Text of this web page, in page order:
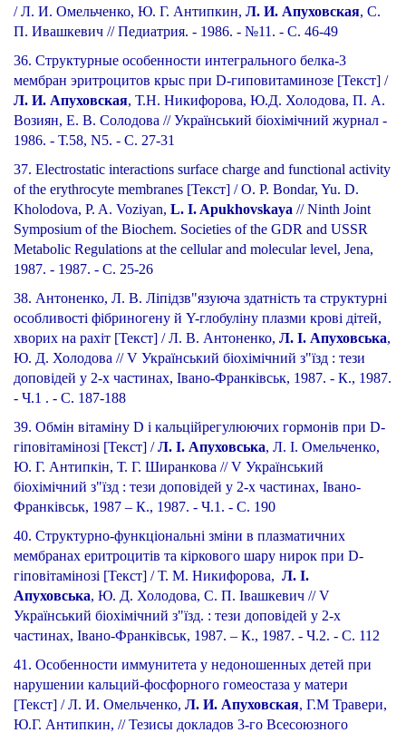
/ Л. И. Омельченко, Ю. Г. Антипкин, Л. И. Апуховская, С.
П. Ивашкевич // Педиатрия. - 1986. - №11. - С. 46-49
36. Структурные особенности интегрального белка-3
мембран эритроцитов крыс при D-гиповитаминозе [Текст] /
Л. И. Апуховская, Т.Н. Никифорова, Ю.Д. Холодова, П. А.
Возиян, Е. В. Солодова // Український біохімічний журнал -
1986. - Т.58, N5. - С. 27-31
37. Electrostatic interactions surface charge and functional activity
of the erythrocyte membranes [Текст] / O. P. Bondar, Yu. D.
Kholodova, P. A. Voziyan, L. I. Apukhovskaya // Ninth Joint
Symposium of the Biochem. Societies of the GDR and USSR
Metabolic Regulations at the cellular and molecular level, Jena,
1987. - 1987. - С. 25-26
38. Антоненко, Л. В. Ліпідзв"язуюча здатність та структурні
особливості фібриногену й Y-глобуліну плазми крові дітей,
хворих на рахіт [Текст] / Л. В. Антоненко, Л. І. Апуховська,
Ю. Д. Холодова // V Український біохімічний з"їзд : тези
доповідей у 2-х частинах, Івано-Франківськ, 1987. - К., 1987.
- Ч.1 . - С. 187-188
39. Обмін вітаміну D і кальційрегулюючих гормонів при D-
гіповітамінозі [Текст] /Л. І. Апуховська, Л. І. Омельченко,
Ю. Г. Антипкін, Т. Г. Ширанкова // V Український
біохімічний з"їзд : тези доповідей у 2-х частинах, Івано-
Франківськ, 1987 – К., 1987. - Ч.1. - С. 190
40. Структурно-функціональні зміни в плазматичних
мембранах еритроцитів та кіркового шару нирок при D-
гіповітамінозі [Текст] / Т. М. Никифорова, Л. І.
Апуховська, Ю. Д. Холодова, С. П. Івашкевич // V
Український біохімічний з"їзд. : тези доповідей у 2-х
частинах, Івано-Франківськ, 1987. – К., 1987. - Ч.2. - С. 112
41. Особенности иммунитета у недоношенных детей при
нарушении кальций-фосфорного гомеостаза у матери
[Текст] / Л. И. Омельченко, Л. И. Апуховская, Г.М Травери,
Ю.Г. Антипкин, // Тезисы докладов 3-го Всесоюзного